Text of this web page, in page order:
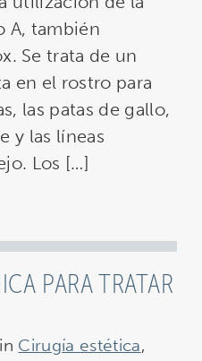
A, también
Se trata de un
en el rostro para
las patas de gallo,
y las líneas
Los […]
PARA TRATAR
Cirugía estética,